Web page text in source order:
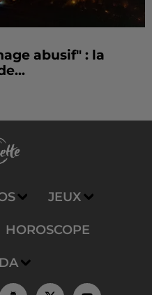
abusif" : la
JEUX
HOROSCOPE